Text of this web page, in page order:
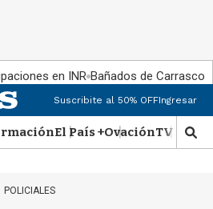
en INR Bañados de Carrasco
Suscribite al 50% OFFIngresar
El País +OvaciónTV Show
M
o
POLICIALES